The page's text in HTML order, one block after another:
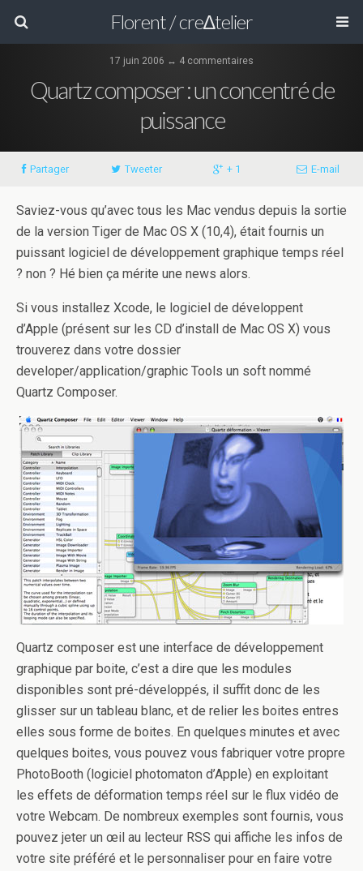
Florent / cre∆telier
17 juin 2006 ↔ 4 commentaires
Quartz composer : un concentré de
puissance
Partager Tweeter + 1 E-mail
Saviez-vous qu’avec tous les Mac vendus depuis la sortie
de la version Tiger de Mac OS X (10,4), était fournis un
puissant logiciel de développement graphique temps réel
? non ? Hé bien ça mérite une news alors.
Si vous installez Xcode, le logiciel de développent
d’Apple (présent sur les CD d’install de Mac OS X) vous
trouverez dans votre dossier
developer/application/graphic Tools un soft nommé
Quartz Composer.
Quartz composer est une interface de développement
graphique par boite, c’est a dire que les modules
disponibles sont pré-développés, il suffit donc de les
glisser sur un tableau blanc, et de relier les boites entres
elles sous forme de boites. En quelques minutes et avec
quelques boites, vous pouvez vous fabriquer votre propre
PhotoBooth (logiciel photomaton d’Apple) en exploitant
les effets de déformation temps réel sur le flux vidéo de
votre Webcam. De nombreux exemples sont fournis, vous
pouvez jeter un œil au lecteur RSS qui affiche les infos de
votre site préféré et le personnaliser pour en faire votre